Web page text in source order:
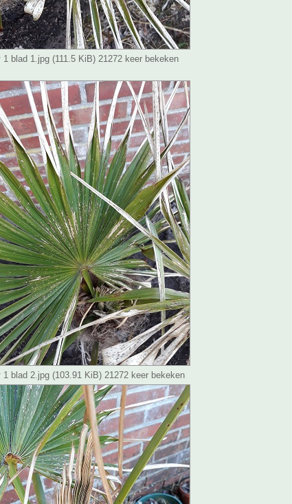
1 blad 1.jpg (111.5 KiB) 21272 keer bekeken
1 blad 2.jpg (103.91 KiB) 21272 keer bekeken